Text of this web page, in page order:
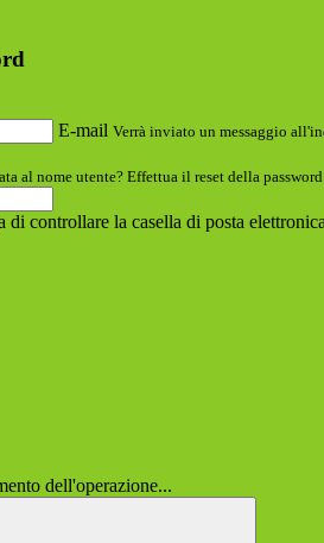
E-mail Verrà inviato un messaggio
al nome utente? Effettua il reset della
di controllare la casella di posta
dell'operazione...